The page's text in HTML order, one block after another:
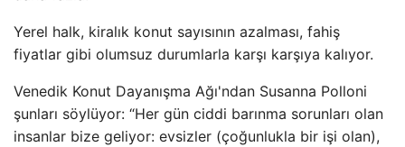
Yerel halk, kiralık konut sayısının azalması, fahiş
fiyatlar gibi olumsuz durumlarla karşı karşıya kalıyor.
Venedik Konut Dayanışma Ağı'ndan Susanna Polloni
şunları söylüyor: “Her gün ciddi barınma sorunları olan
insanlar bize geliyor: evsizler (çoğunlukla bir işi olan),